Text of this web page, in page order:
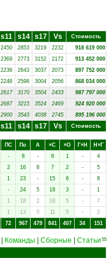
s11 s14 s17 Vs
Стоимость
2450 2853 3219 2232
918 619 000
2369 2773 3152 2172
913 452 000
2236 2643 3037 2073
897 752 000
2248 2598 3004 2056
868 034 000
2617 3170 3504 2433
987 797 000
2687 3215 3524 2469
924 920 000
2900 3543 4038 2745 895 196 000
s11 s14 s17 Vs Стоимость
ПC Пo А ×C ×O Г×Н
Н×Г
- 8 - 8 1 -
4
2 16 8 7 2 -
5
1 23 - 15 6 -
8
- 24 5 18 3 -
1
1 18 2 18 5 -
7
1 13 5 11 5 -
2
72 967 479 841 407 34 151
Команды Сборные Статьи 55